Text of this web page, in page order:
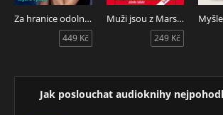
Za hranice odolnosti
449 Kč
Muži jsou z Marsu, ženy z Venuše
249 Kč
Jak poslouchat audioknihy